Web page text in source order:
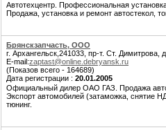
Автотехцентр. Профессиональная
Продажа, установка и ремонт автостекол,
Брянскзапчасть, ООО
г. Архангельск,241033, пр-т. Ст.
E-mail:zaptast@online.debryansk.ru
(Показов всего - 164689)
Дата регистрации : 20.01.2005
Официальный дилер ОАО ГАЗ. Продажа
Экспорт автомобилей (затаможка, снятие
тюнинг.